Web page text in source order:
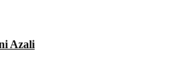
Azali